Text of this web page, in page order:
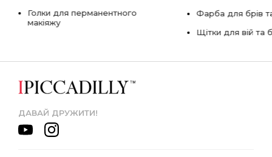
Голки для перманентного
макіяжу
Фарба для брів
Щітки для вій та
ДАВАЙ ДРУЖИТИ!